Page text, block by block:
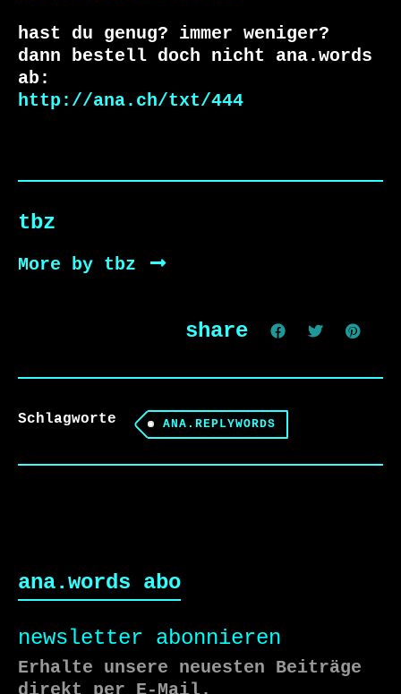
hast du genug? immer weniger?
dann bestell doch nicht ana.words
http://ana.ch/txt/444
tbz
More by tbz
share
Schlagworte ANA.REPLYWORDS
ana.words abo
newsletter abonnieren
Erhalte unsere neuesten Beiträge